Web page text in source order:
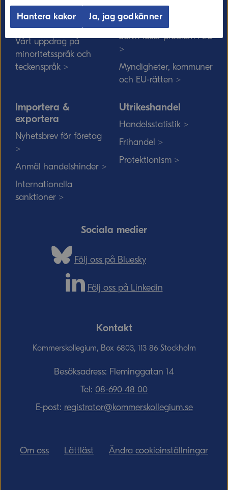
Jobba hos oss >
Vårt uppdrag på
minoritetsspråk och
teckenspråk >
Utan personnummer i
Sverige >
Solvit löser problem i EU
>
Myndigheter, kommuner
och EU-rätten >
Importera &
exportera
Nyhetsbrev för företag
>
Anmäl handelshinder >
Internationella
sanktioner >
Utrikeshandel
Handelsstatistik >
Frihandel >
Protektionism >
Sociala medier
Följ oss på Bluesky
Följ oss på Linkedin
Kontakt
Kommerskollegium, Box 6803, 113 86 Stockholm
Besöksadress: Fleminggatan 14
Tel: 08-690­ 48­ 00
E-post: registrator@kommerskollegium.se
Om oss Lättläst Ändra cookieinställningar
Hantera kakor Ja, jag godkänner